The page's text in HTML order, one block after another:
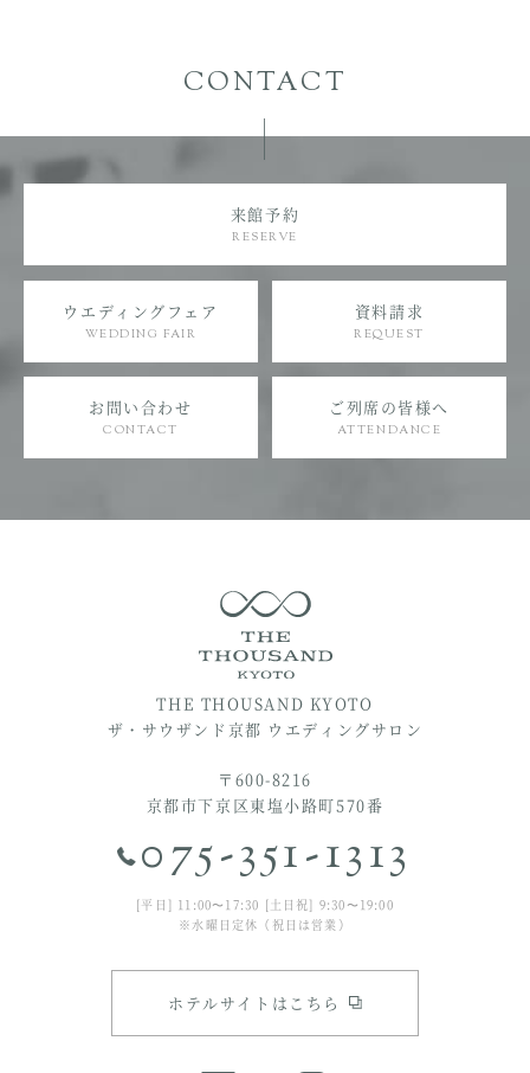
CONTACT
来館予約
RESERVE
ウエディングフェア
WEDDING FAIR
資料請求
REQUEST
お問い合わせ
CONTACT
ご列席の皆様へ
ATTENDANCE
THE THOUSAND KYOTO
ザ・サウザンド京都 ウエディングサロン
〒600-8216
京都市下京区東塩小路町570番
075-351-1313
[平日] 11:00〜17:30 [土日祝] 9:30〜19:00
※水曜日定休（祝日は営業）
ホテルサイトはこちら